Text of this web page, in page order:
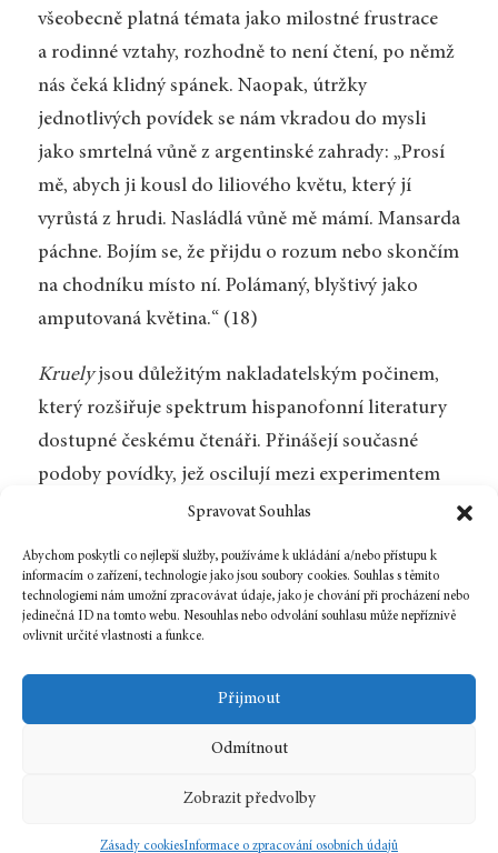
Spravovat Souhlas
Abychom poskytli co nejlepší služby, používáme k ukládání a/nebo přístupu k
informacím o zařízení, technologie jako jsou soubory cookies. Souhlas s těmito
technologiemi nám umožní zpracovávat údaje, jako je chování při procházení nebo
jedinečná ID na tomto webu. Nesouhlas nebo odvolání souhlasu může nepříznivě
ovlivnit určité vlastnosti a funkce.
Přijmout
Odmítnout
Zobrazit předvolby
Zásady cookiesInformace o zpracování osobních údajů
všeobecně platná témata jako milostné frustrace
a rodinné vztahy, rozhodně to není čtení, po němž
nás čeká klidný spánek. Naopak, útržky
jednotlivých povídek se nám vkradou do mysli
jako smrtelná vůně z argentinské zahrady: „Prosí
mě, abych ji kousl do liliového květu, který jí
vyrůstá z hrudi. Nasládlá vůně mě mámí. Mansarda
páchne. Bojím se, že přijdu o rozum nebo skončím
na chodníku místo ní. Polámaný, blyštivý jako
amputovaná květina.“ (18)
Kruelyjsou důležitým nakladatelským počinem,
který rozšiřuje spektrum hispanofonní literatury
dostupné českému čtenáři. Přinášejí současné
podoby povídky, jež oscilují mezi experimentem
a syrovou reflexí reality, mezi intimitou a násilím.
literatura prostorem, v němž se rozléhají nové,
současné a talentované hlasy.